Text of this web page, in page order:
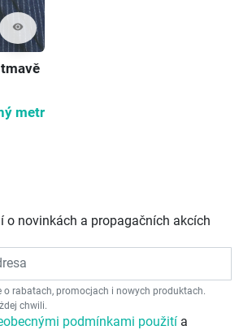
visibility
metr
o novinkách a propagačních akcích
o rabatach, promocjach i nowych produktach.
chwili.
podmínkami použití a